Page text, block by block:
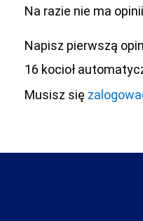
Na razie nie ma
Napisz pierwszą
16 kocioł
Musisz się